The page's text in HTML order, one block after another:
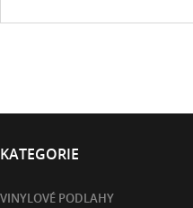
KATEGORIE
VINYLOVÉ PODLAHY